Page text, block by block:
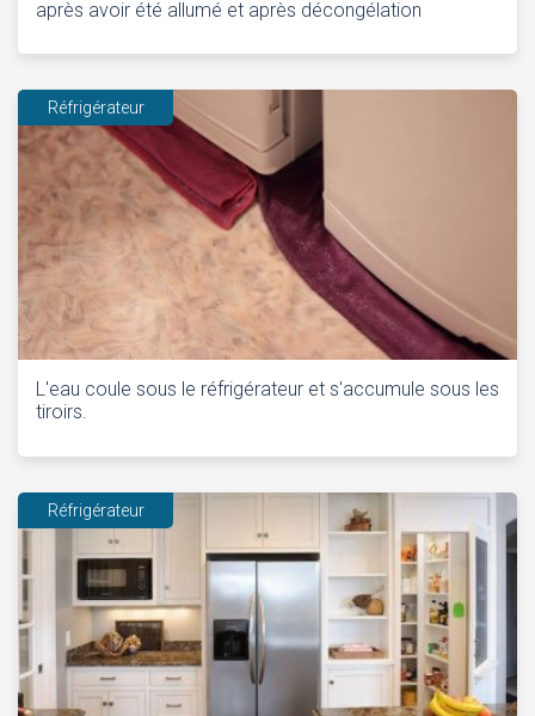
après avoir été allumé et après décongélation
Réfrigérateur
L'eau coule sous le réfrigérateur et s'accumule sous les
tiroirs.
Réfrigérateur